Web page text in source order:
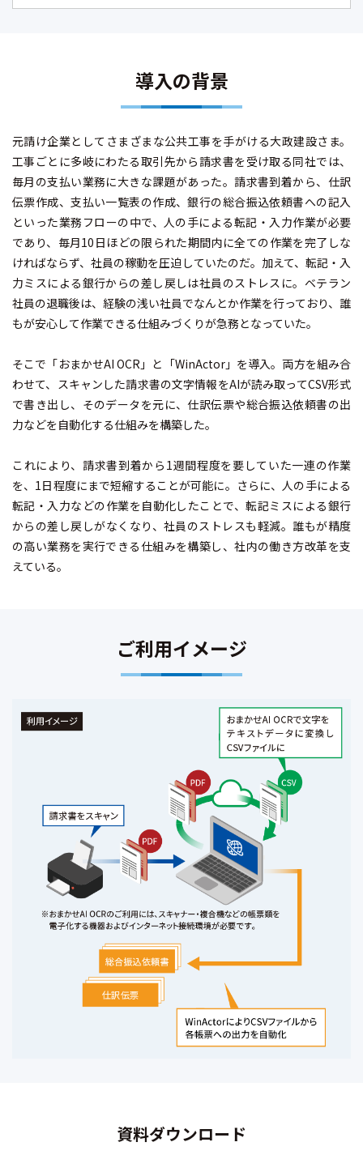
導入の背景
元請け企業としてさまざまな公共工事を手がける大政建設さま。
工事ごとに多岐にわたる取引先から請求書を受け取る同社では、
毎月の支払い業務に大きな課題があった。請求書到着から、仕訳
伝票作成、支払い一覧表の作成、銀行の総合振込依頼書への記入
といった業務フローの中で、人の手による転記・入力作業が必要
であり、毎月10日ほどの限られた期間内に全ての作業を完了しな
ければならず、社員の稼動を圧迫していたのだ。加えて、転記・入
力ミスによる銀行からの差し戻しは社員のストレスに。ベテラン
社員の退職後は、経験の浅い社員でなんとか作業を行っており、誰
もが安心して作業できる仕組みづくりが急務となっていた。
そこで「おまかせAI OCR」と「WinActor」を導入。両方を組み合
わせて、スキャンした請求書の文字情報をAIが読み取ってCSV形式
で書き出し、そのデータを元に、仕訳伝票や総合振込依頼書の出
力などを自動化する仕組みを構築した。
これにより、請求書到着から1週間程度を要していた一連の作業
を、1日程度にまで短縮することが可能に。さらに、人の手による
転記・入力などの作業を自動化したことで、転記ミスによる銀行
からの差し戻しがなくなり、社員のストレスも軽減。誰もが精度
の高い業務を実行できる仕組みを構築し、社内の働き方改革を支
えている。
ご利用イメージ
資料ダウンロード